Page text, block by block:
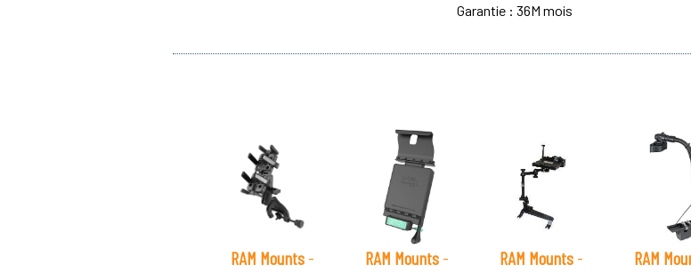
Garantie : 36M mois
RAM Mounts-
RAM Mounts-
RAM Mounts-
RAM